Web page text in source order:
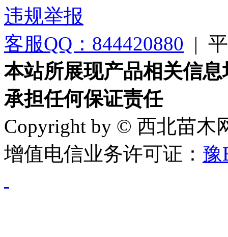
违规举报
客服QQ：844420880 |
本站所展现产品相关信
承担任何保证责任
Copyright by © 西北苗木
增值电信业务许可证： 豫